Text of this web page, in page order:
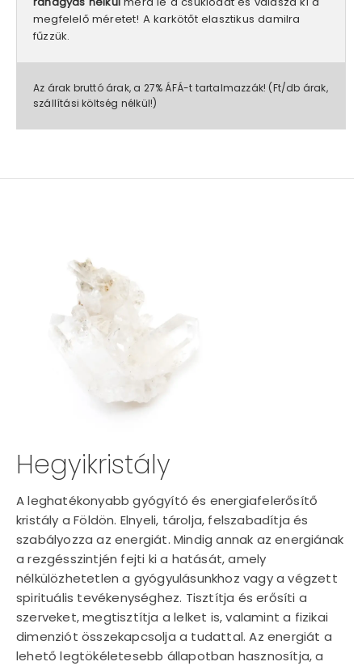
megfelelő méretet! A karkötőt elasztikus damilra
fűzzük.
Az árak bruttó árak, a 27% ÁFÁ-t tartalmazzák! (Ft/db árak,
szállítási költség nélkül!)
Hegyikristály
A leghatékonyabb gyógyító és energiafelerősítő
kristály a Földön. Elnyeli, tárolja, felszabadítja és
szabályozza az energiát. Mindig annak az energiának
a rezgésszintjén fejti ki a hatását, amely
nélkülözhetetlen a gyógyulásunkhoz vagy a végzett
spirituális tevékenységhez. Tisztítja és erősíti a
szerveket, megtisztítja a lelket is, valamint a fizikai
dimenziót összekapcsolja a tudattal. Az energiát a
lehető legtökéletesebb állapotban hasznosítja, a